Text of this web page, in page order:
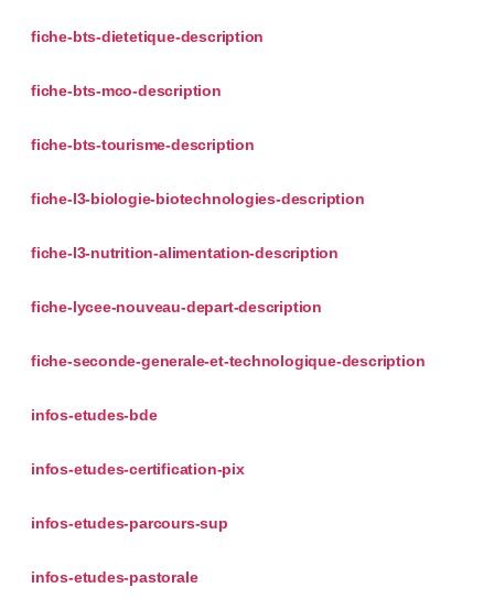
fiche-bts-dietetique-description
fiche-bts-mco-description
fiche-bts-tourisme-description
fiche-l3-biologie-biotechnologies-description
fiche-l3-nutrition-alimentation-description
fiche-lycee-nouveau-depart-description
fiche-seconde-generale-et-technologique-description
infos-etudes-bde
infos-etudes-certification-pix
infos-etudes-parcours-sup
infos-etudes-pastorale